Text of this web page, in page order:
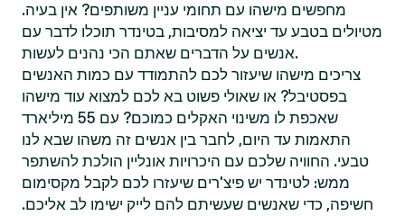
מחפשים מישהו עם תחומי עניין משותפים? אין בעיה.
מטיולים בטבע עד יציאה למסיבות, בטינדר תוכלו לדבר עם
אנשים על הדברים שאתם הכי נהנים לעשות.
צריכים מישהו שיעזור לכם להתמודד עם כמות האנשים
בפסטיבל? או שאולי פשוט בא לכם למצוא עוד מישהו
שאכפת לו משינוי האקלים כמוכם? עם 55 מיליארד
התאמות עד היום, לחבר בין אנשים זה משהו שבא לנו
טבעי. החוויה שלכם עם היכרויות אונליין הולכת להשתפר
ממש: לטינדר יש פיצ'רים שיעזרו לכם לקבל מקסימום
חשיפה, כדי שאנשים שעשיתם להם לייק ישימו לב אליכם.